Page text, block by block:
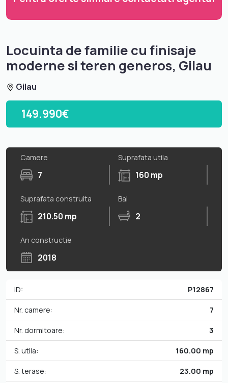
Locuinta de familie cu finisaje
moderne si teren generos, Gilau
Gilau
149.990€
Camere
7
Suprafata utila
160 mp
Suprafata construita
210.50 mp
Bai
2
An constructie
2018
ID: P12867
Nr. camere: 7
Nr. dormitoare: 3
S. utila: 160.00 mp
S. terase: 23.00 mp